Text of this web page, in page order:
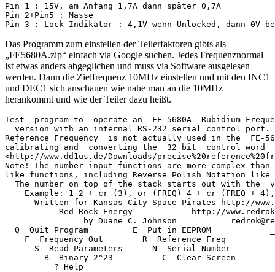
Pin 1 : 15V, am Anfang 1,7A dann später 0,7A
Pin 2+Pin5 : Masse
Pin 3 : Lock Indikator : 4,1V wenn Unlocked, dann 0V
Das Programm zum einstellen der Teilerfaktoren gibts als
„FE5680A.zip“ einfach via Google suchen. Jedes Frequenznormal
ist etwas anders abgeglichen und muss via Software ausgelesen
werden. Dann die Zielfrequenz 10MHz einstellen und mit den INC1
und DEC1 sich anschauen wie nahe man an die 10MHz
herankommt und wie der Teiler dazu heißt.
Test  program to  operate an  FE-5680A  Rubidium
version with an internal RS-232 serial control port.
Reference Frequency  is not actually used in the  FE-
calibrating and  converting the  32 bit  control word
<http://www.dd1us.de/Downloads/
Note! The number input functions are more complex
like functions, including Reverse Polish Notation like
The number on top of the stack starts out with the
Example: 1 2 + cr (3), or (FREQ) 4 + cr (FREQ +
Written for Kansas City Space Pirates http://
Red Rock Energy            http://
by Duane C. Johnson
Q  Quit Program         E  Put in EEPROM
F  Frequency Out        R  Reference Freq
S  Read Parameters      N  Serial Number
B  Binary 2^23          C  Clear Screen
? Help